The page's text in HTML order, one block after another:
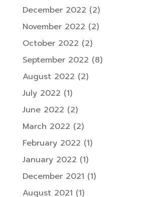
December 2022 (2)
November 2022 (2)
October 2022 (2)
September 2022 (8)
August 2022 (2)
July 2022 (1)
June 2022 (2)
March 2022 (2)
February 2022 (1)
January 2022 (1)
December 2021 (1)
August 2021 (1)